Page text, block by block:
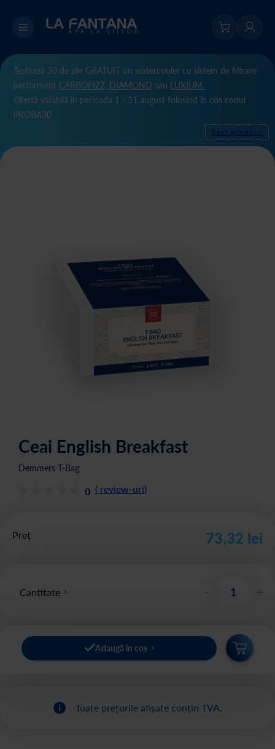
Testează 30 de zile GRATUIT un watercooler cu sistem de filtrare
performant CARBOFIZZ, DIAMOND sau LUXIUM.
Ofertă valabilă în perioada 1 - 31 august folosind în coș codul
PROBA30
Vezi produse
Ceai English Breakfast
Demmers T-Bag
0 ( review-uri)
Cantitate
Preț 73,32 lei
Adaugă în coș
Toate prețurile afișate conțin TVA.